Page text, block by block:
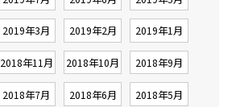
2019年3月 2019年2月 2019年1月
2018年11月 2018年10月 2018年9月
2018年7月 2018年6月 2018年5月